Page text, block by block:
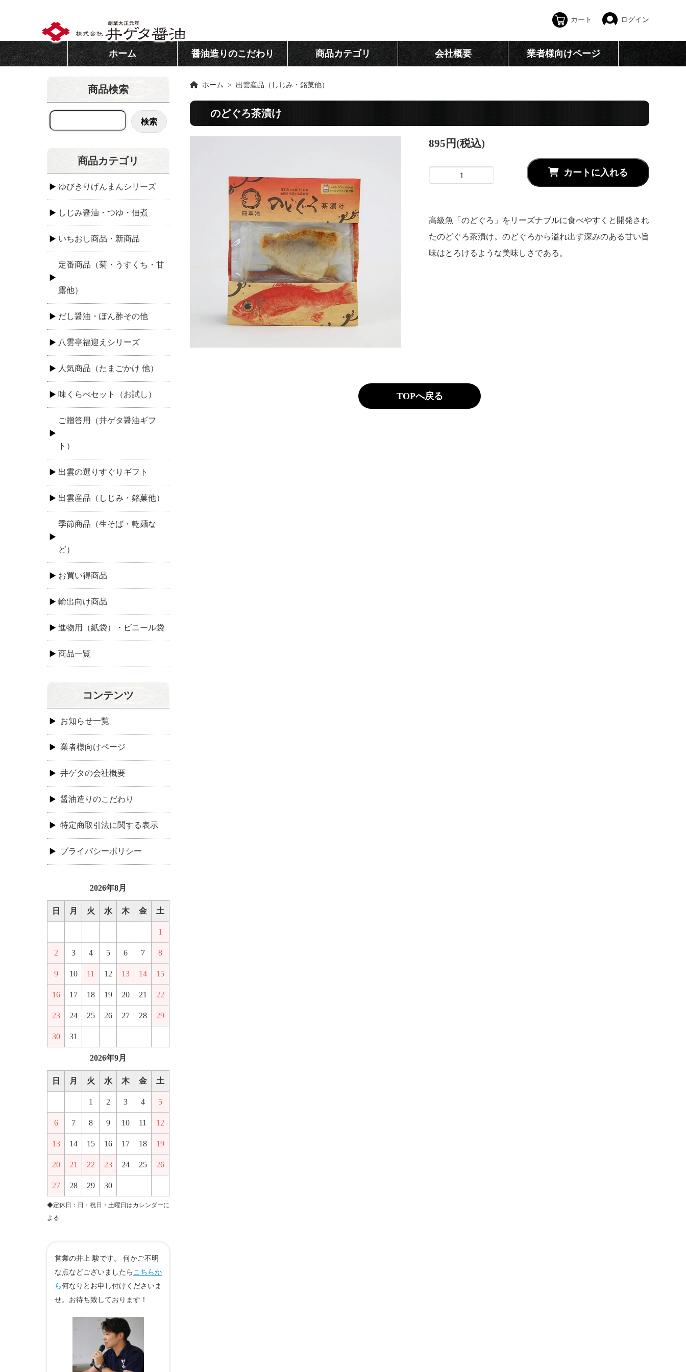
カート ログイン
ホーム 醤油造りのこだわり 商品カテゴリ 会社概要 業者様向けページ
ホーム > 出雲産品（しじみ・銘菓他）
のどぐろ茶漬け
895円(税込)
カートに入れる
高級魚「のどぐろ」をリーズナブルに食べやすくと開発され
たのどぐろ茶漬け。のどぐろから溢れ出す深みのある甘い旨
味はとろけるような美味しさである。
TOPへ戻る
商品検索
検索
商品カテゴリ
ゆびきりげんまんシリーズ
しじみ醤油・つゆ・佃煮
いちおし商品・新商品
定番商品（菊・うすくち・甘
露他）
だし醤油・ぽん酢その他
八雲亭福迎えシリーズ
人気商品（たまごかけ 他）
味くらべセット（お試し）
ご贈答用（井ゲタ醤油ギフ
ト）
出雲の選りすぐりギフト
出雲産品（しじみ・銘菓他）
季節商品（生そば・乾麺な
ど）
お買い得商品
輸出向け商品
進物用（紙袋）・ビニール袋
商品一覧
コンテンツ
お知らせ一覧
業者様向けページ
井ゲタの会社概要
醤油造りのこだわり
特定商取引法に関する表示
プライバシーポリシー
2026年8月
日 月 火 水 木 金 土
1
2 3 4 5 6 7 8
9 10 11 12 13 14 15
16 17 18 19 20 21 22
23 24 25 26 27 28 29
30 31
2026年9月
日 月 火 水 木 金 土
1 2 3 4 5
6 7 8 9 10 11 12
13 14 15 16 17 18 19
20 21 22 23 24 25 26
27 28 29 30
◆定休日：日・祝日・土曜日はカレンダーに
よる
営業の井上 駿です。 何かご不明
な点などございましたら こちらか
ら何なりとお申し付けくださいま
せ。お待ち致しております！